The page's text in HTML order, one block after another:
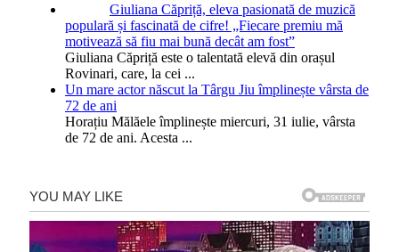
Giuliana Căpriță, eleva pasionată de muzică
populară și fascinată de cifre! „Fiecare premiu mă
motivează să fiu mai bună decât am fost”
Giuliana Căpriță este o talentată elevă din orașul
Rovinari, care, la cei ...
Un mare actor născut la Târgu Jiu împlinește vârsta de
72 de ani
Horațiu Mălăele împlinește miercuri, 31 iulie, vârsta
de 72 de ani. Acesta ...